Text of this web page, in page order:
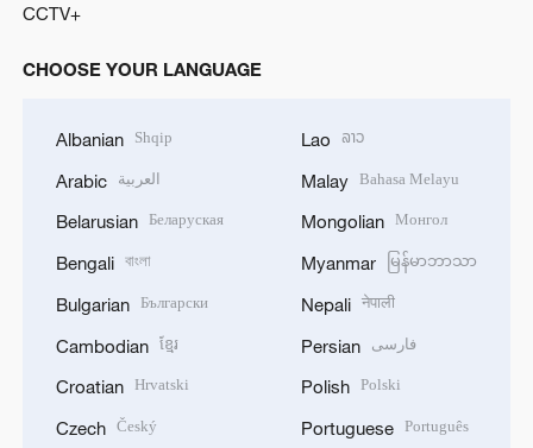
CCTV+
CHOOSE YOUR LANGUAGE
Albanian Shqip
Arabic العربية
Belarusian Беларуская
Bengali বাংলা
Bulgarian Български
Cambodian ខ្មែរ
Croatian Hrvatski
Czech Český
Lao ລາວ
Malay Bahasa Melayu
Mongolian Монгол
Myanmar မြန်မာဘာသာ
Nepali नेपाली
Persian فارسی
Polish Polski
Portuguese Português